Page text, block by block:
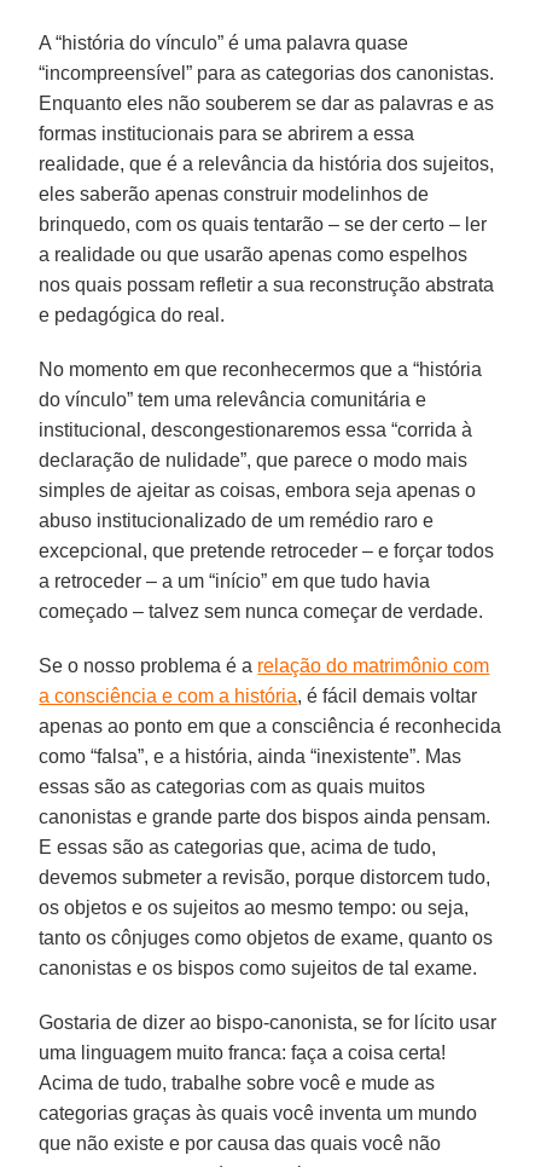
A “história do vínculo” é uma palavra quase
“incompreensível” para as categorias dos canonistas.
Enquanto eles não souberem se dar as palavras e as
formas institucionais para se abrirem a essa
realidade, que é a relevância da história dos sujeitos,
eles saberão apenas construir modelinhos de
brinquedo, com os quais tentarão – se der certo – ler
a realidade ou que usarão apenas como espelhos
nos quais possam refletir a sua reconstrução abstrata
e pedagógica do real.
No momento em que reconhecermos que a “história
do vínculo” tem uma relevância comunitária e
institucional, descongestionaremos essa “corrida à
declaração de nulidade”, que parece o modo mais
simples de ajeitar as coisas, embora seja apenas o
abuso institucionalizado de um remédio raro e
excepcional, que pretende retroceder – e forçar todos
a retroceder – a um “início” em que tudo havia
começado – talvez sem nunca começar de verdade.
Se o nosso problema é a relação do matrimônio com
a consciência e com a história, é fácil demais voltar
apenas ao ponto em que a consciência é reconhecida
como “falsa”, e a história, ainda “inexistente”. Mas
essas são as categorias com as quais muitos
canonistas e grande parte dos bispos ainda pensam.
E essas são as categorias que, acima de tudo,
devemos submeter a revisão, porque distorcem tudo,
os objetos e os sujeitos ao mesmo tempo: ou seja,
tanto os cônjuges como objetos de exame, quanto os
canonistas e os bispos como sujeitos de tal exame.
Gostaria de dizer ao bispo-canonista, se for lícito usar
uma linguagem muito franca: faça a coisa certa!
Acima de tudo, trabalhe sobre você e mude as
categorias graças às quais você inventa um mundo
que não existe e por causa das quais você não